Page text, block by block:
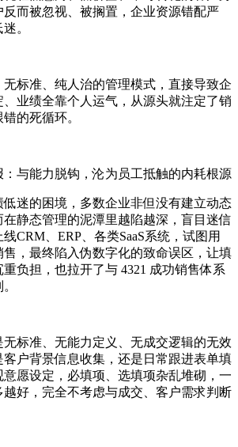
反而被忽视、被搁置，企业资源错配严
。
标准、纯人治的管理模式，直接导致企
业绩全靠个人运气，从源头就注定了销
的死循环。
：与能力脱钩，沦为员工抵触的内耗根源
迷的困境，多数企业非但没有建立动态
静态管理的泥潭里越陷越深，盲目迷信
CRM、ERP、各类SaaS系统，试图用
，最终陷入伪数字化的致命误区，让填
负担，也拉开了与 4321 成功销售体系
标准、无能力定义、无成交逻辑的无效
户背景信息收集，还是日常跟进表单填
愿设定，必填项、选填项杂乱堆砌，一
好，完全不考虑与成交、客户需求判断